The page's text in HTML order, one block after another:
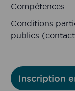
Compétences.
Conditions
publics
Inscription